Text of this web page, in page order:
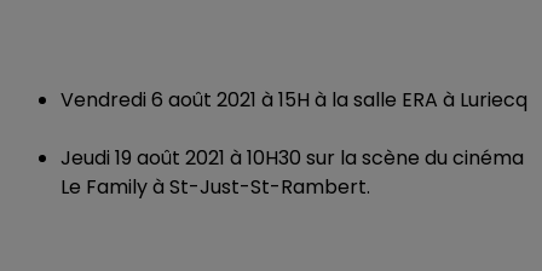
Vendredi 6 août 2021 à 15H à la salle ERA à Luriecq
Jeudi 19 août 2021 à 10H30 sur la scène du cinéma
Le Family à St-Just-St-Rambert.